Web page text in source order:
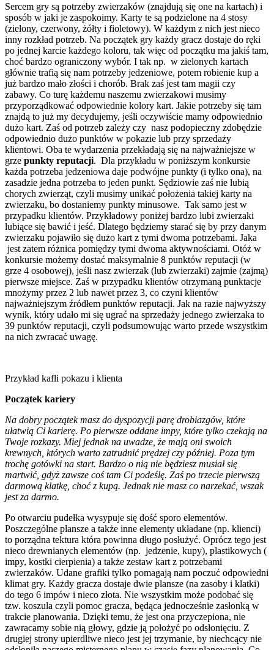
Sercem gry są potrzeby zwierzaków (znajdują się one na kartach) i
sposób w jaki je zaspokoimy. Karty te są podzielone na 4 stosy
(zielony, czerwony, żółty i fioletowy). W każdym z nich jest nieco
inny rozkład potrzeb. Na początek gry każdy gracz dostaje do ręki
po jednej karcie każdego koloru, tak więc od początku ma jakiś tam,
choć bardzo ograniczony wybór. I tak np. w zielonych kartach
głównie trafią się nam potrzeby jedzeniowe, potem robienie kup a
już bardzo mało złości i chorób. Brak zaś jest tam magii czy
zabawy. Co turę każdemu naszemu zwierzakowi musimy
przyporządkować odpowiednie kolory kart. Jakie potrzeby się tam
znajdą to już my decydujemy, jeśli oczywiście mamy odpowiednio
dużo kart. Zaś od potrzeb zależy czy nasz podopieczny zdobędzie
odpowiednio dużo punktów w pokazie lub przy sprzedaży
klientowi. Oba te wydarzenia przekładają się na najważniejsze w
grze punkty reputacji. Dla przykładu w poniższym konkursie
każda potrzeba jedzeniowa daje podwójne punkty (i tylko ona), na
zasadzie jedna potrzeba to jeden punkt. Sędziowie zaś nie lubią
chorych zwierząt, czyli musimy unikać położenia takiej karty na
zwierzaku, bo dostaniemy punkty minusowe. Tak samo jest w
przypadku klientów. Przykładowy poniżej bardzo lubi zwierzaki
lubiące się bawić i jeść. Dlatego będziemy starać się by przy danym
zwierzaku pojawiło się dużo kart z tymi dwoma potrzebami. Jaka
jest zatem różnica pomiędzy tymi dwoma aktywnościami. Otóż w
konkursie możemy dostać maksymalnie 8 punktów reputacji (w
grze 4 osobowej), jeśli nasz zwierzak (lub zwierzaki) zajmie (zajmą)
pierwsze miejsce. Zaś w przypadku klientów otrzymaną punktacje
mnożymy przez 2 lub nawet przez 3, co czyni klientów
najważniejszym źródłem punktów reputacji. Jak na razie najwyższy
wynik, który udało mi się ugrać na sprzedaży jednego zwierzaka to
39 punktów reputacji, czyli podsumowując warto przede wszystkim
na nich zwracać uwagę.
Przykład kafli pokazu i klienta
Początek kariery
Na dobry początek masz do dyspozycji parę drobiazgów, które
ułatwią Ci karierę. Po pierwsze oddane impy, które tylko czekają na
Twoje rozkazy. Miej jednak na uwadze, że mają oni swoich
krewnych, których warto zatrudnić prędzej czy później. Poza tym
trochę gotówki na start. Bardzo o nią nie będziesz musiał się
martwić, gdyż zawsze coś tam Ci podeślę. Zaś po trzecie pierwszą
darmową klatkę, choć z kupą. Jednak nie masz co narzekać, wszak
jest za darmo.
Po otwarciu pudełka wysypuje się dość sporo elementów.
Poszczególne plansze a także inne elementy układane (np. klienci)
to porządna tektura która powinna długo posłużyć. Oprócz tego jest
nieco drewnianych elementów (np. jedzenie, kupy), plastikowych (
impy, kostki cierpienia) a także zestaw kart z potrzebami
zwierzaków. Udane grafiki tylko pomagają nam poczuć odpowiedni
klimat gry. Każdy gracza dostaje dwie plansze (na zasoby i klatki)
do tego 6 impów i nieco złota. Nie wszystkim może podobać się
tzw. koszula czyli pomoc gracza, będąca jednocześnie zasłonką w
trakcie planowania. Dzięki temu, że jest ona przyczepiona, nie
zawracamy sobie nią głowy, gdzie ją położyć po odsłonięciu. Z
drugiej strony upierdliwe nieco jest jej trzymanie, by niechcący nie